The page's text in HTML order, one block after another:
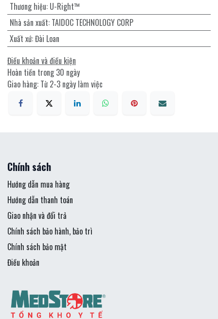
Thương hiệu: U-Right™
Nhà sản xuất: TAIDOC TECHNOLOGY CORP
Xuất xứ:Đài Loan
Điều khoản và điều kiện
Hoàn tiền trong 30 ngày
Giao hàng: Từ 2-3 ngày làm việc
Chính sách
Hướng dẫn mua hàng
Hướng dẫn thanh toán
Giao nhận và đổi trả
Chính sách bảo hành, bảo trì
Chính sách bảo mật
Điều khoản